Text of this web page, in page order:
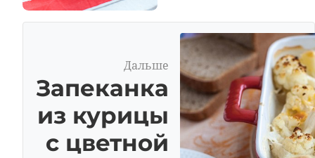
Дальше
Запеканка
из курицы
с цветной